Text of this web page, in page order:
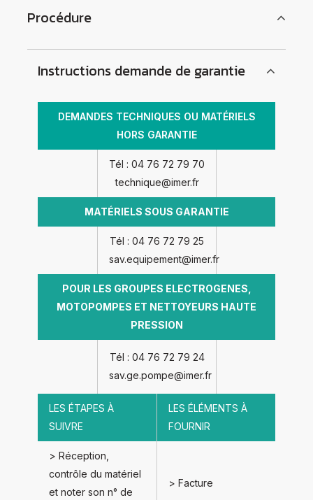
Procédure
Instructions demande de garantie
DEMANDES TECHNIQUES OU MATÉRIELS
HORS GARANTIE
Tél : 04 76 72 79 70
technique@imer.fr
MATÉRIELS SOUS GARANTIE
Tél : 04 76 72 79 25
sav.equipement@imer.fr
POUR LES GROUPES ELECTROGENES,
MOTOPOMPES ET NETTOYEURS HAUTE
PRESSION
Tél : 04 76 72 79 24
sav.ge.pompe@imer.fr
LES ÉTAPES À
SUIVRE
LES ÉLÉMENTS À
FOURNIR
> Réception,
contrôle du matériel
et noter son n° de
> Facture